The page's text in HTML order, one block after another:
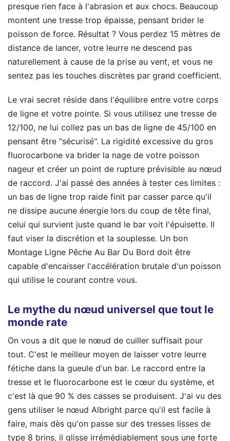
presque rien face à l'abrasion et aux chocs. Beaucoup
montent une tresse trop épaisse, pensant brider le
poisson de force. Résultat ? Vous perdez 15 mètres de
distance de lancer, votre leurre ne descend pas
naturellement à cause de la prise au vent, et vous ne
sentez pas les touches discrètes par grand coefficient.
Le vrai secret réside dans l'équilibre entre votre corps
de ligne et votre pointe. Si vous utilisez une tresse de
12/100, ne lui collez pas un bas de ligne de 45/100 en
pensant être "sécurisé". La rigidité excessive du gros
fluorocarbone va brider la nage de votre poisson
nageur et créer un point de rupture prévisible au nœud
de raccord. J'ai passé des années à tester ces limites :
un bas de ligne trop raide finit par casser parce qu'il
ne dissipe aucune énergie lors du coup de tête final,
celui qui survient juste quand le bar voit l'épuisette. Il
faut viser la discrétion et la souplesse. Un bon
Montage Ligne Pêche Au Bar Du Bord doit être
capable d'encaisser l'accélération brutale d'un poisson
qui utilise le courant contre vous.
Le mythe du nœud universel que tout le
monde rate
On vous a dit que le nœud de cuiller suffisait pour
tout. C'est le meilleur moyen de laisser votre leurre
fétiche dans la gueule d'un bar. Le raccord entre la
tresse et le fluorocarbone est le cœur du système, et
c'est là que 90 % des casses se produisent. J'ai vu des
gens utiliser le nœud Albright parce qu'il est facile à
faire, mais dès qu'on passe sur des tresses lisses de
type 8 brins, il glisse irrémédiablement sous une forte